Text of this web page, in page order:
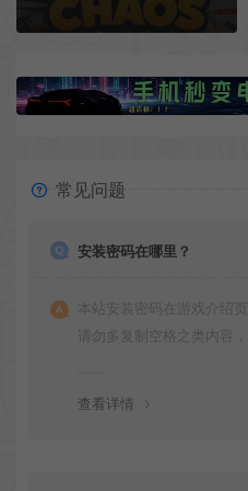
常见问题
安装密码在哪里？
本站安装密码在游戏介绍
请勿多复制空格之类内容
查看详情